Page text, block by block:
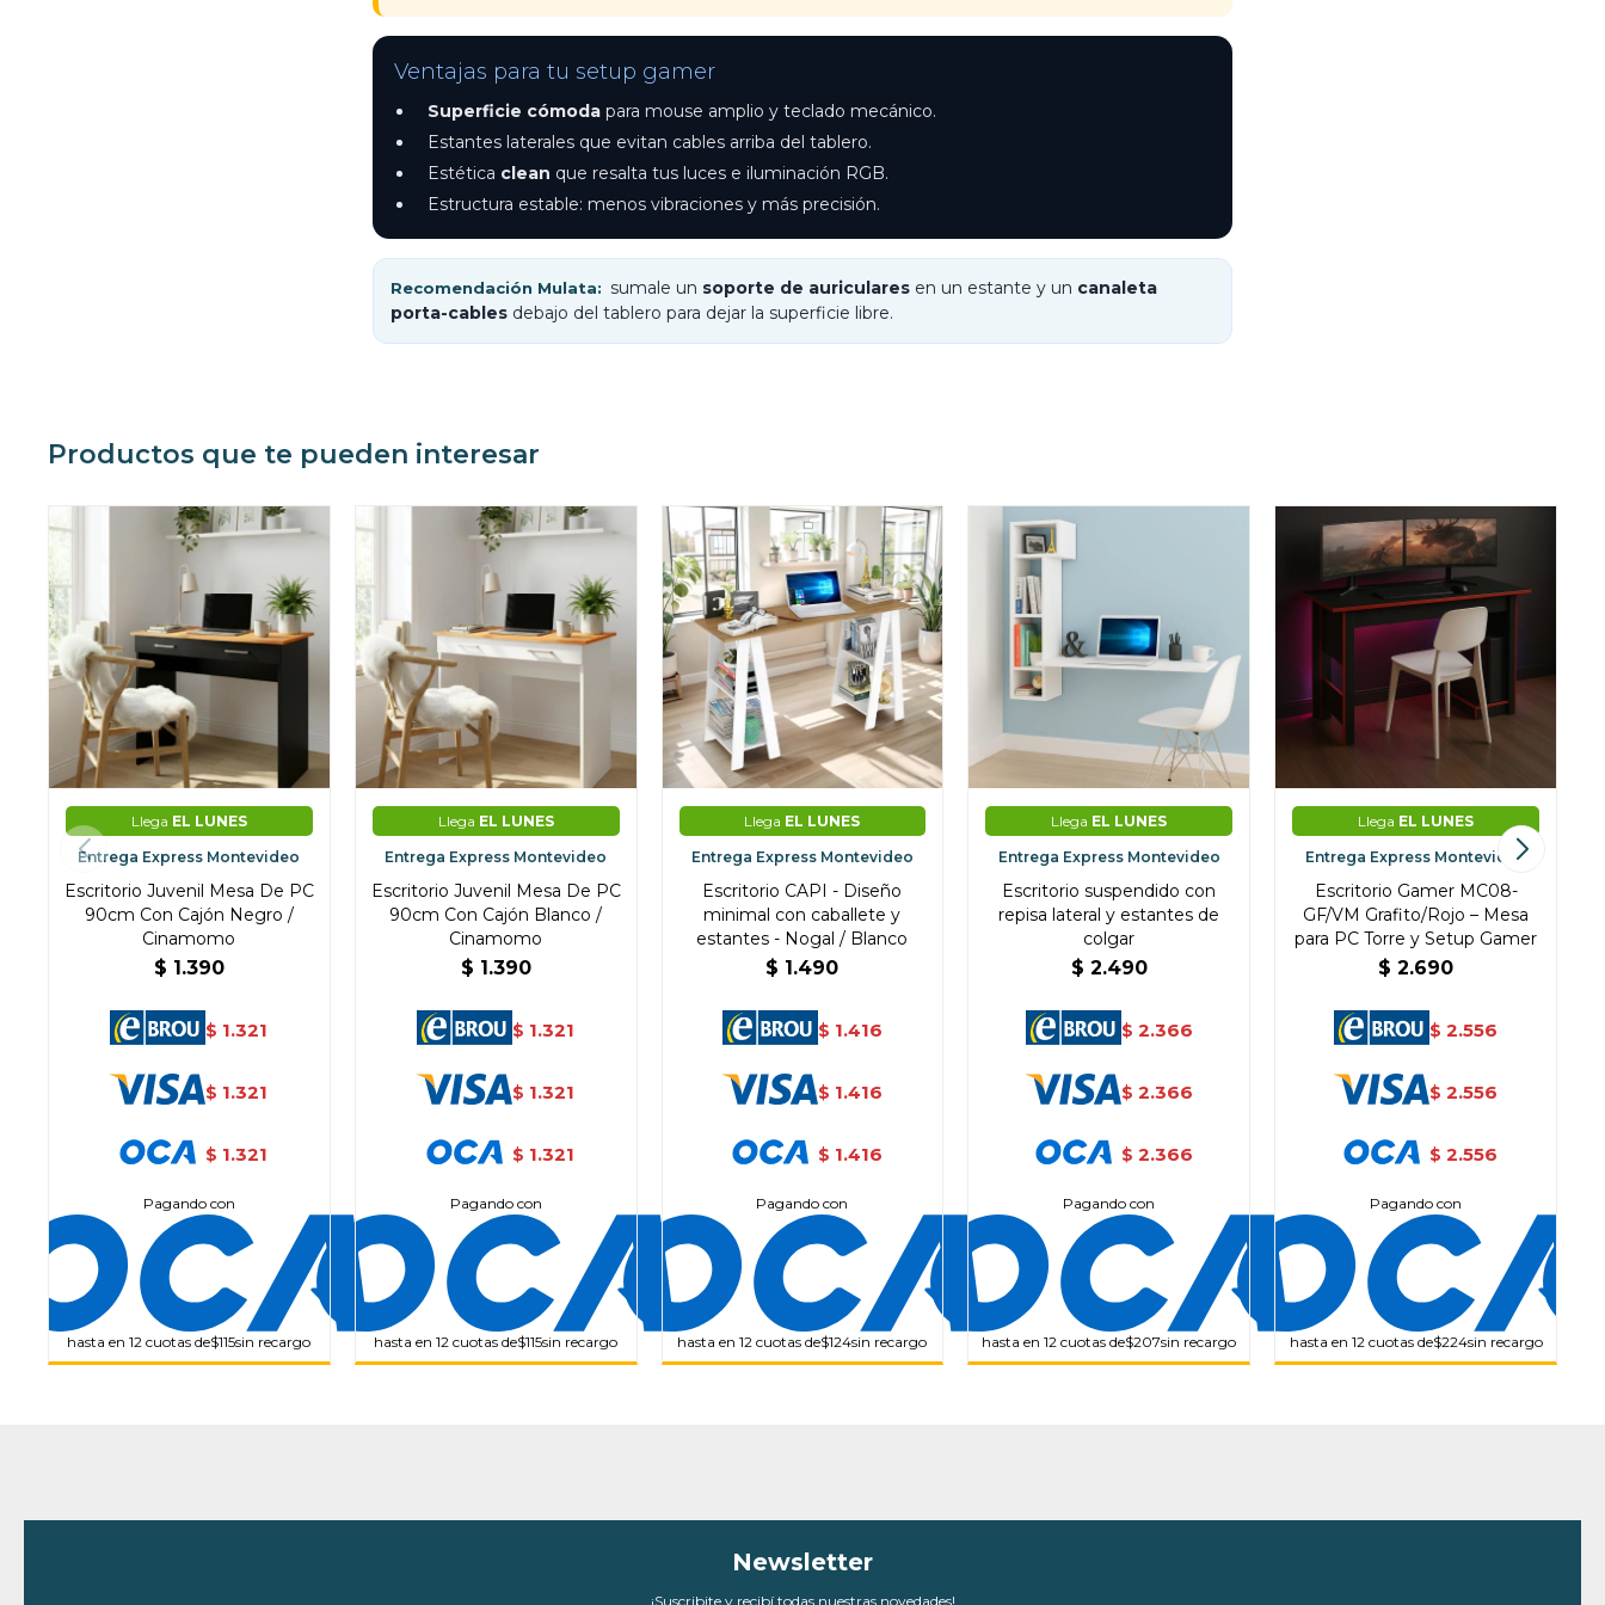
Ventajas para tu setup gamer
Superficie cómoda para mouse amplio y teclado mecánico.
Estantes laterales que evitan cables arriba del tablero.
Estética clean que resalta tus luces e iluminación RGB.
Estructura estable: menos vibraciones y más precisión.
Recomendación Mulata: sumale un soporte de auriculares en un estante y un canaleta
porta-cables debajo del tablero para dejar la superficie libre.
Productos que te pueden interesar
Llega EL LUNES
Entrega Express Montevideo
Escritorio Juvenil Mesa De PC
90cm Con Cajón Negro /
Cinamomo
$ 1.390
$ 1.321
$ 1.321
$ 1.321
Pagando con
hasta en 12 cuotas de$115sin recargo
Llega EL LUNES
Entrega Express Montevideo
Escritorio Juvenil Mesa De PC
90cm Con Cajón Blanco /
Cinamomo
$ 1.390
$ 1.321
$ 1.321
$ 1.321
Pagando con
hasta en 12 cuotas de$115sin recargo
Llega EL LUNES
Entrega Express Montevideo
Escritorio CAPI - Diseño
minimal con caballete y
estantes - Nogal / Blanco
$ 1.490
$ 1.416
$ 1.416
$ 1.416
Pagando con
hasta en 12 cuotas de$124sin recargo
Llega EL LUNES
Entrega Express Montevideo
Escritorio suspendido con
repisa lateral y estantes de
colgar
$ 2.490
$ 2.366
$ 2.366
$ 2.366
Pagando con
hasta en 12 cuotas de$207sin recargo
Llega EL LUNES
Entrega Express Montevideo
Escritorio Gamer MC08-
GF/VM Grafito/Rojo – Mesa
para PC Torre y Setup Gamer
$ 2.690
$ 2.556
$ 2.556
$ 2.556
Pagando con
hasta en 12 cuotas de$224sin recargo
Newsletter
¡Suscribite y recibí todas nuestras novedades!
Continuar
* sujeto a aprobación crediticia. El monto disponible